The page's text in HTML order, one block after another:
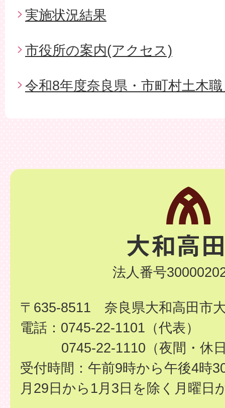
実施状況結果
市役所の案内(アクセス)
令和8年度奈良県・市町村土木
法人番号
〒635-8511 奈良県大和高田市
電話：0745-22-1101（代表）
0745-22-1110（夜間・休
受付時間：午前9時から午後4時
月29日から1月3日を除く月曜日